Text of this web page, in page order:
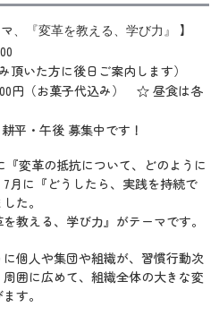
、『変革を教える、学び力』
】
いた方に後日ご案内します）
円（お菓子代込み） ☆ 昼食は各
平・午後 募集中です！
『変革の抵抗について、どのように
月に『どうしたら、実践を持続で
た。
教える、学び力』がテーマです。
個人や集団や組織が、習慣行動次
囲に広めて、組織全体の大きな変
す。